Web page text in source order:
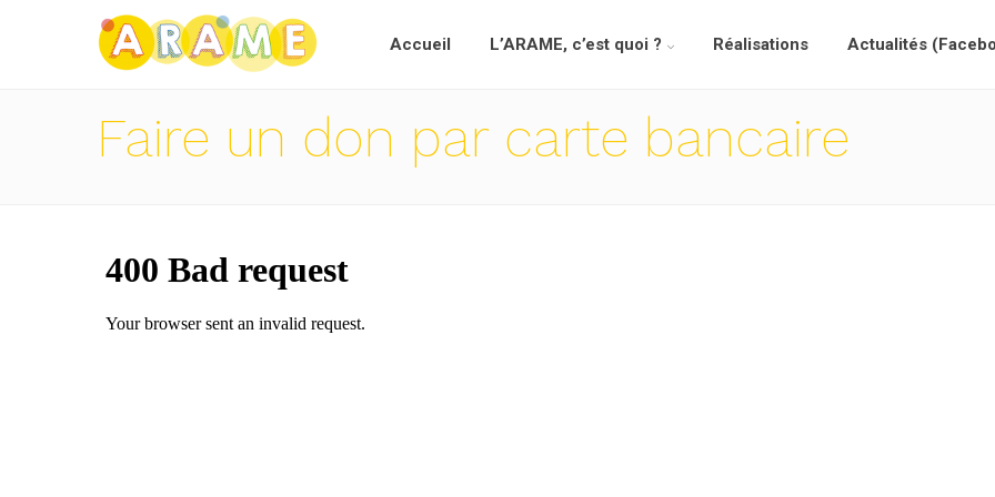
Accueil L’ARAME, c’est quoi ? Réalisations Actualités
Faire un don par carte bancaire